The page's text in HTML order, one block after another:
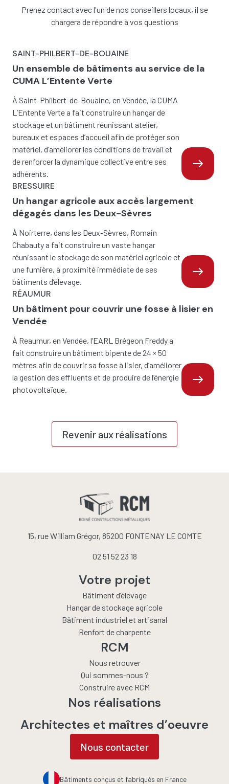
Prenez contact avec l'un de nos conseillers locaux, il se
chargera de répondre à vos questions
Un ensemble de bâtiments au service de la
CUMA L’Entente Verte
SAINT-PHILBERT-DE-BOUAINE
À Saint-Philbert-de-Bouaine, en Vendée, la CUMA
L’Entente Verte a fait construire un hangar de
stockage et un bâtiment réunissant atelier,
bureaux et espaces d’accueil afin de protéger son
matériel, d’améliorer les conditions de travail et
de renforcer la dynamique collective entre ses
adhérents.
Un hangar agricole aux accès largement
dégagés dans les Deux-Sèvres
BRESSUIRE
À Noirterre, dans les Deux-Sèvres, Romain
Chabauty a fait construire un vaste hangar
réunissant le stockage de son matériel agricole et
une fumière, à proximité immédiate de ses
bâtiments d’élevage.
Un bâtiment pour couvrir une fosse à lisier en
Vendée
RÉAUMUR
À Reaumur, en Vendée, l’EARL Brégeon Freddy a
fait construire un bâtiment bipente de 24 × 50
mètres afin de couvrir sa fosse à lisier, d’améliorer
la gestion des effluents et de produire de l’énergie
photovoltaïque.
Revenir aux réalisations
15, rue William Grégor, 85200 FONTENAY LE COMTE
02 51 52 23 18
Votre projet
Bâtiment d’élevage
Hangar de stockage agricole
Bâtiment industriel et artisanal
Renfort de charpente
Nos réalisations
Architectes et maîtres d’oeuvre
RCM
Nous retrouver
Qui sommes-nous ?
Construire avec RCM
Nous contacter
Bâtiments conçus et fabriqués en France